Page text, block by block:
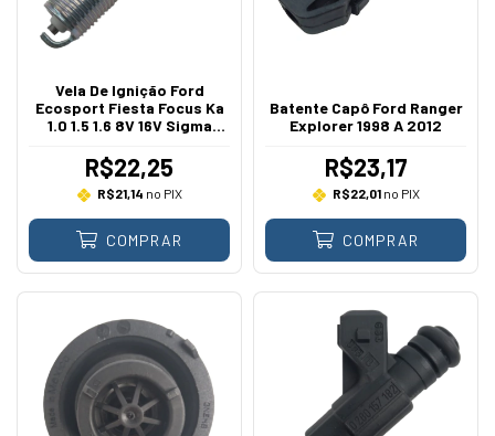
Vela De Ignição Ford
Ecosport Fiesta Focus Ka
1.0 1.5 1.6 8V 16V Sigma
2021
R$22,25
R$21,14 no PIX
COMPRAR
Batente Capô Ford Ranger
Explorer 1998 A 2012
R$23,17
R$22,01no PIX
COMPRAR